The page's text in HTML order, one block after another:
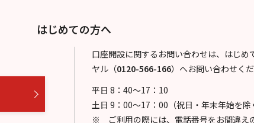
はじめての方へ
口座開設に関するお問い合わせは、はじめ
ヤル （0120-566-166） へお問い合わせくだ
平日 8：40～17：10
土日 9：00～17：00（祝日・年末年始を除
ご利用の際には、電話番号をお間違え